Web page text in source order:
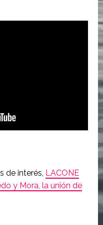
de interés, LACONE
y Mora, la unión de